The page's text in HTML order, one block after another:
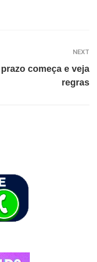
NEXT
começa e veja
regras